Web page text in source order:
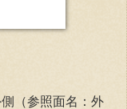
（参照面名：外